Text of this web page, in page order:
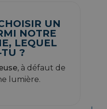
UN
NOTRE
LEQUEL
TU ?
, à défaut de
lumière.